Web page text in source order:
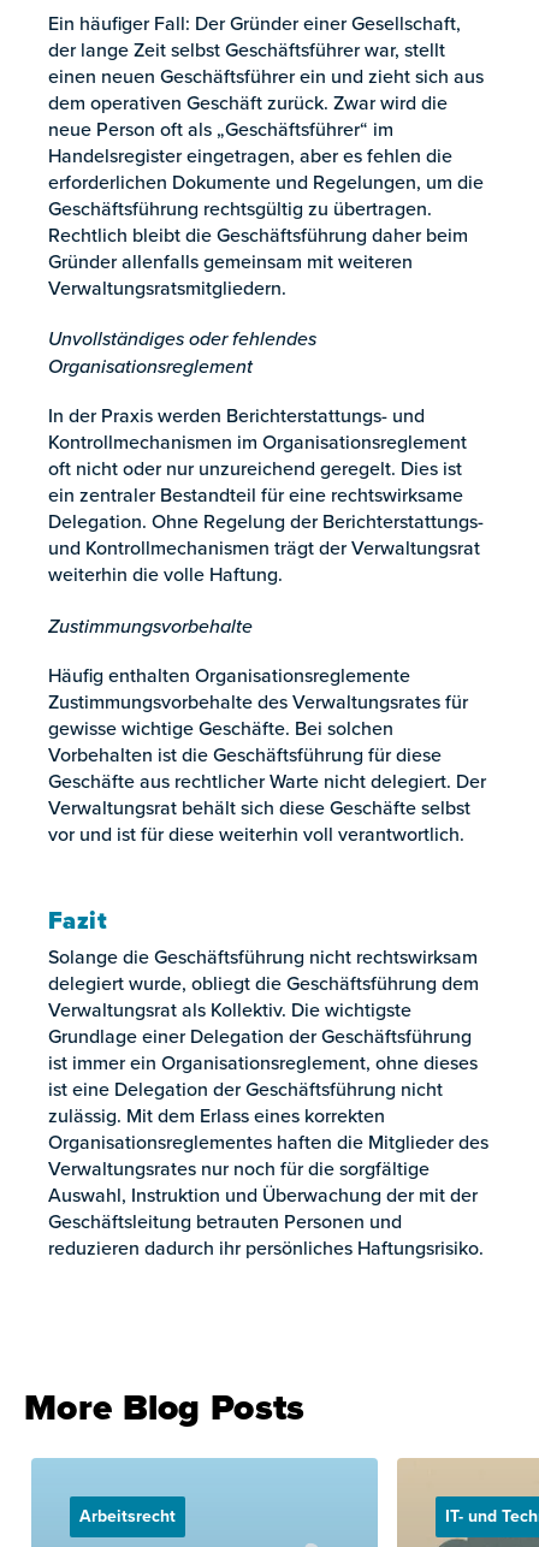
Ein häufiger Fall: Der Gründer einer Gesellschaft,
der lange Zeit selbst Geschäftsführer war, stellt
einen neuen Geschäftsführer ein und zieht sich aus
dem operativen Geschäft zurück. Zwar wird die
neue Person oft als „Geschäftsführer“ im
Handelsregister eingetragen, aber es fehlen die
erforderlichen Dokumente und Regelungen, um die
Geschäftsführung rechtsgültig zu übertragen.
Rechtlich bleibt die Geschäftsführung daher beim
Gründer allenfalls gemeinsam mit weiteren
Verwaltungsratsmitgliedern.
Unvollständiges oder fehlendes
Organisationsreglement
In der Praxis werden Berichterstattungs- und
Kontrollmechanismen im Organisationsreglement
oft nicht oder nur unzureichend geregelt. Dies ist
ein zentraler Bestandteil für eine rechtswirksame
Delegation. Ohne Regelung der Berichterstattungs-
und Kontrollmechanismen trägt der Verwaltungsrat
weiterhin die volle Haftung.
Zustimmungsvorbehalte
Häufig enthalten Organisationsreglemente
Zustimmungsvorbehalte des Verwaltungsrates für
gewisse wichtige Geschäfte. Bei solchen
Vorbehalten ist die Geschäftsführung für diese
Geschäfte aus rechtlicher Warte nicht delegiert. Der
Verwaltungsrat behält sich diese Geschäfte selbst
vor und ist für diese weiterhin voll verantwortlich.
Fazit
Solange die Geschäftsführung nicht rechtswirksam
delegiert wurde, obliegt die Geschäftsführung dem
Verwaltungsrat als Kollektiv. Die wichtigste
Grundlage einer Delegation der Geschäftsführung
ist immer ein Organisationsreglement, ohne dieses
ist eine Delegation der Geschäftsführung nicht
zulässig. Mit dem Erlass eines korrekten
Organisationsreglementes haften die Mitglieder des
Verwaltungsrates nur noch für die sorgfältige
Auswahl, Instruktion und Überwachung der mit der
Geschäftsleitung betrauten Personen und
reduzieren dadurch ihr persönliches Haftungsrisiko.
More Blog Posts
Arbeitsrecht IT- und